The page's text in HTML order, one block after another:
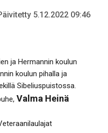
5.12.2022 09:46
ja Hermannin koulun
koulun pihalla ja
Sibeliuspuistossa.
Valma Heinä